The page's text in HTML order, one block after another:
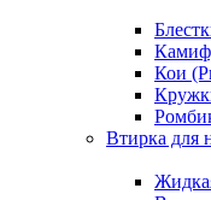
Кои
Втирка для